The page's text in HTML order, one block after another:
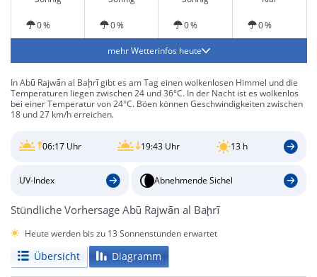
0 % 0 % 0 % 0 %
mehr Wetterinfos heute
In Abū Rajwān al Baḩrī gibt es am Tag einen wolkenlosen Himmel und die
Temperaturen liegen zwischen 24 und 36°C. In der Nacht ist es wolkenlos
bei einer Temperatur von 24°C. Böen können Geschwindigkeiten zwischen
18 und 27 km/h erreichen.
06:17 Uhr 19:43 Uhr 13 h
UV-Index Abnehmende Sichel
Stündliche Vorhersage Abū Rajwān al Baḩrī
Heute werden bis zu 13 Sonnenstunden erwartet
Übersicht Diagramm